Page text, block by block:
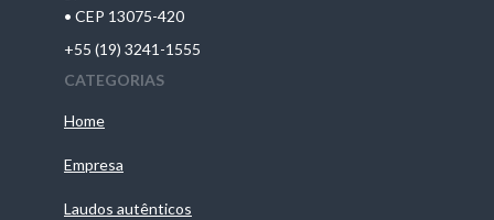
• CEP 13075-420
+55 (19) 3241-1555
CATEGORIAS
Home
Empresa
Laudos autênticos